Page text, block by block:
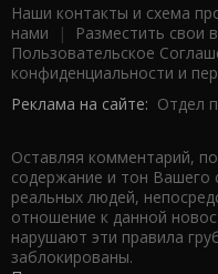
Наши контакты и схема
нами | Разместить свои
Пользовательское
конфиденциальности и
Реклама на сайте: Отдел
Оставляя комментарий,
содержание и тон Вашего
реальных людей,
отношение к данной
нарушают эти правила
заблокированы.